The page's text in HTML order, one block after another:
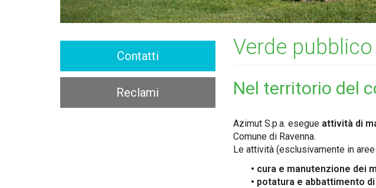
Verde pubblico
Nel territorio del
Azimut S.p.a. esegue attività di
Comune di Ravenna.
Le attività (esclusivamente in
• cura e manutenzione dei
• potatura e abbattimento
Contatti
Reclami